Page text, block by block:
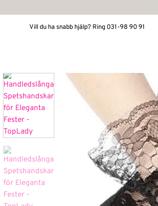
to
Vill du ha snabb hjälp? Ring 031-98 90 91